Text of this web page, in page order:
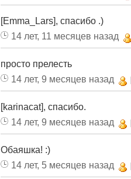
[Emma_Lars], спасибо .)
14 лет, 11 месяцев назад
просто прелесть
14 лет, 9 месяцев назад
[karinacat], спасибо.
14 лет, 9 месяцев назад
Обаяшка! :)
14 лет, 5 месяцев назад